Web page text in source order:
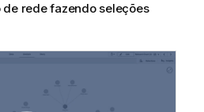
rede fazendo seleções